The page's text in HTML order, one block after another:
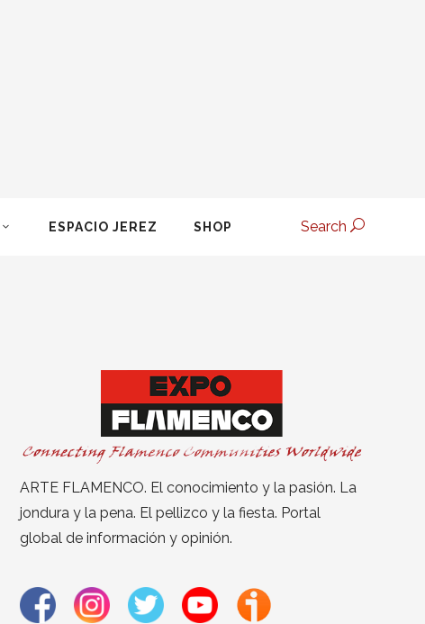
ESPACIO JEREZ SHOP Search
ARTE FLAMENCO. El conocimiento y la pasión. La
jondura y la pena. El pellizco y la fiesta. Portal
global de información y opinión.